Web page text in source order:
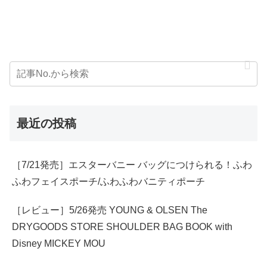
最近の投稿
［7/21発売］エスターバニー バッグにつけられる！ふわ
ふわフェイスポーチ/ふわふわバニティポーチ
［レビュー］5/26発売 YOUNG & OLSEN The
DRYGOODS STORE SHOULDER BAG BOOK with
Disney MICKEY MOU